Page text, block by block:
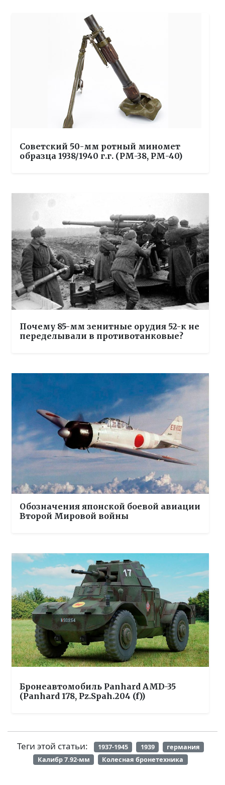
Советский 50-мм ротный миномет
образца 1938/1940 г.г. (РМ-38, РМ-40)
Почему 85-мм зенитные орудия 52-к не
переделывали в противотанковые?
Обозначения японской боевой авиации
Второй Мировой войны
Бронеавтомобиль Panhard AMD-35
(Panhard 178, Pz.Spah.204 (f))
Теги этой статьи: 1937-1945 1939
германия
Калибр 7.92-мм
Колесная бронетехника